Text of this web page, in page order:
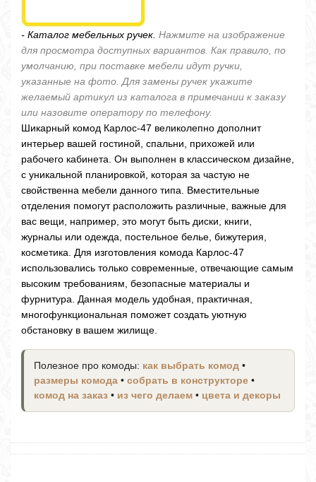
- Каталог мебельных ручек. Нажмите на изображение
для просмотра доступных вариантов. Как правило, по
умолчанию, при поставке мебели идут ручки,
указанные на фото. Для замены ручек укажите
желаемый артикул из каталога в примечании к заказу
или назовите оператору по телефону.
Шикарный комод Карлос-47 великолепно дополнит
интерьер вашей гостиной, спальни, прихожей или
рабочего кабинета. Он выполнен в классическом дизайне,
с уникальной планировкой, которая за частую не
свойственна мебели данного типа. Вместительные
отделения помогут расположить различные, важные для
вас вещи, например, это могут быть диски, книги,
журналы или одежда, постельное белье, бижутерия,
косметика. Для изготовления комода Карлос-47
использовались только современные, отвечающие самым
высоким требованиям, безопасные материалы и
фурнитура. Данная модель удобная, практичная,
многофункциональная поможет создать уютную
обстановку в вашем жилище.
Полезное про комоды: как выбрать комод •
размеры комода • собрать в конструкторе •
комод на заказ • из чего делаем • цвета и декоры